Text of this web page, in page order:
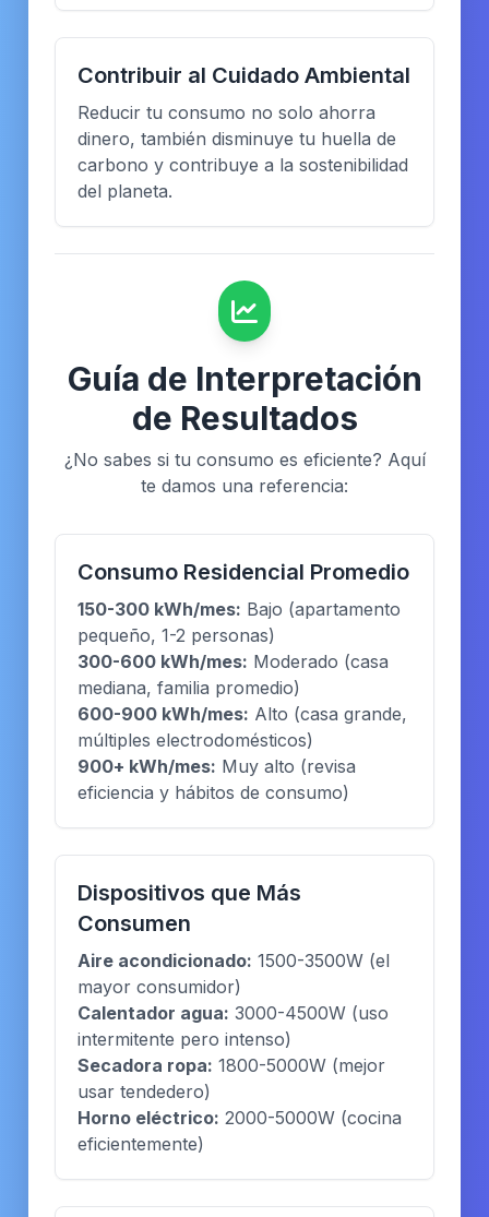
Contribuir al Cuidado Ambiental
Reducir tu consumo no solo ahorra
dinero, también disminuye tu huella de
carbono y contribuye a la sostenibilidad
del planeta.
Guía de Interpretación
de Resultados
¿No sabes si tu consumo es eficiente? Aquí
te damos una referencia:
Consumo Residencial Promedio
150-300 kWh/mes: Bajo (apartamento
pequeño, 1-2 personas)
300-600 kWh/mes: Moderado (casa
mediana, familia promedio)
600-900 kWh/mes: Alto (casa grande,
múltiples electrodomésticos)
900+ kWh/mes: Muy alto (revisa
eficiencia y hábitos de consumo)
Dispositivos que Más
Consumen
Aire acondicionado: 1500-3500W (el
mayor consumidor)
Calentador agua: 3000-4500W (uso
intermitente pero intenso)
Secadora ropa: 1800-5000W (mejor
usar tendedero)
Horno eléctrico: 2000-5000W (cocina
eficientemente)